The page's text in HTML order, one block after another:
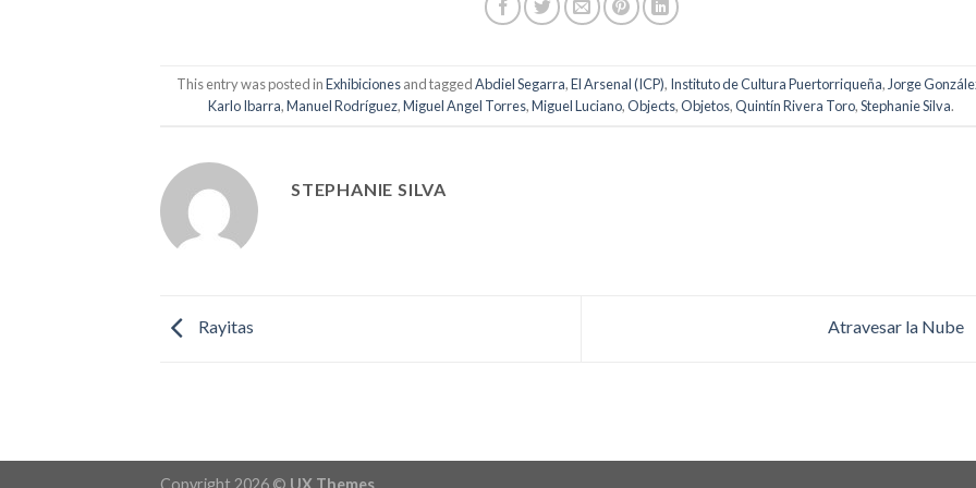
This entry was posted inExhibicionesand taggedAbdiel Segarra,El Arsenal (ICP), Instituto de Cultura Puertorriqueña,Jorge
Karlo Ibarra,Manuel Rodríguez,Miguel Angel Torres,Miguel Luciano,Objects,Objetos,Quintín Rivera Toro,Stephanie Silva.
STEPHANIE SILVA
Rayitas Atravesar la Nube